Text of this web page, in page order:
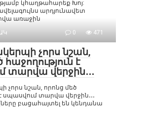
կհաղթահարեք Խոյ:
արդյունավետ
առաջին
0 471
չորս նշան,
հաջողություն է
տարվա վերջին․․․
չորս նշան, որոնց մեծ
սպասվում տարվա վերջին․․․
բացահայտել են կենդանա